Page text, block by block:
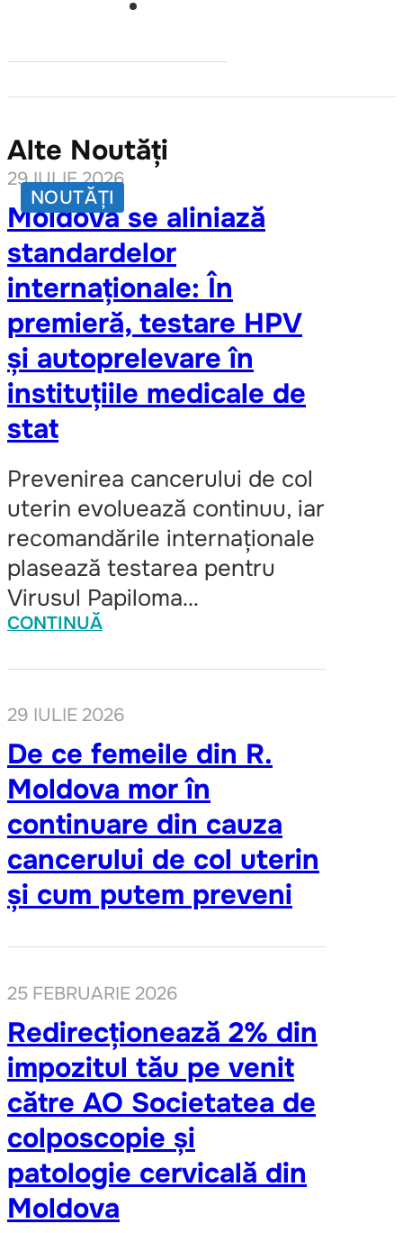
Alte Noutăți
NOUTĂȚI
29 IULIE 2026
Moldova se aliniază
standardelor
internaționale: În
premieră, testare HPV
și autoprelevare în
instituțiile medicale de
stat
Prevenirea cancerului de col
uterin evoluează continuu, iar
recomandările internaționale
plasează testarea pentru
Virusul Papiloma…
CONTINUĂ
29 IULIE 2026
De ce femeile din R.
Moldova mor în
continuare din cauza
cancerului de col uterin
și cum putem preveni
25 FEBRUARIE 2026
Redirecționează 2% din
impozitul tău pe venit
către AO Societatea de
colposcopie și
patologie cervicală din
Moldova